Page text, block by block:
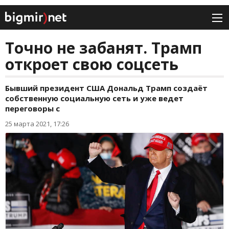
Точно не забанят. Трамп
откроет свою соцсеть
Бывший президент США Дональд Трамп создаёт
собственную социальную сеть и уже ведет
переговоры с
25 марта 2021, 17:26